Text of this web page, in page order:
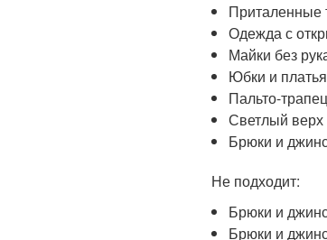
Приталенные
Одежда с
Майки без
Юбки и
Пальто-
Светлый
Брюки и
Не подходит:
Брюки и
Брюки и